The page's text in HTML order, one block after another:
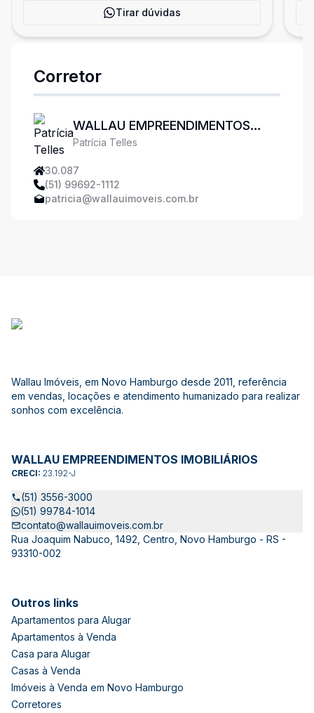
Tirar dúvidas
Corretor
WALLAU EMPREENDIMENTOS
IMOBILIÁRIOS
Patrícia Telles
30.087
(51) 99692-1112
patricia@wallauimoveis.com.br
Wallau Imóveis, em Novo Hamburgo desde 2011, referência
em vendas, locações e atendimento humanizado para realizar
sonhos com excelência.
WALLAU EMPREENDIMENTOS IMOBILIÁRIOS
CRECI: 23.192-J
(51) 3556-3000
(51) 99784-1014
contato@wallauimoveis.com.br
Rua Joaquim Nabuco, 1492, Centro, Novo Hamburgo - RS -
93310-002
Outros links
Apartamentos para Alugar
Apartamentos à Venda
Casa para Alugar
Casas à Venda
Imóveis à Venda em Novo Hamburgo
Corretores